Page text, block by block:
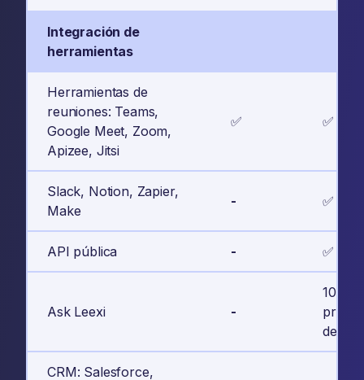
Integración de
herramientas
Herramientas de
reuniones: Teams,
Google Meet, Zoom,
Apizee, Jitsi
✅ ✅
Slack, Notion, Zapier,
Make
- ✅
API pública - ✅
Ask Leexi -
100
de 35
CRM: Salesforce,